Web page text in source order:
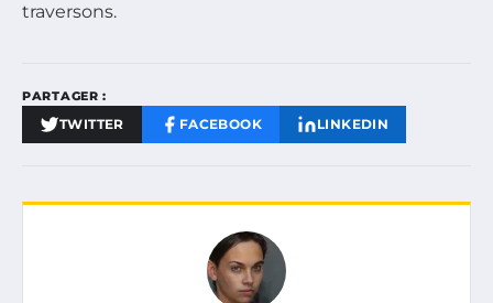
traversons.
PARTAGER :
TWITTER FACEBOOK LINKEDIN